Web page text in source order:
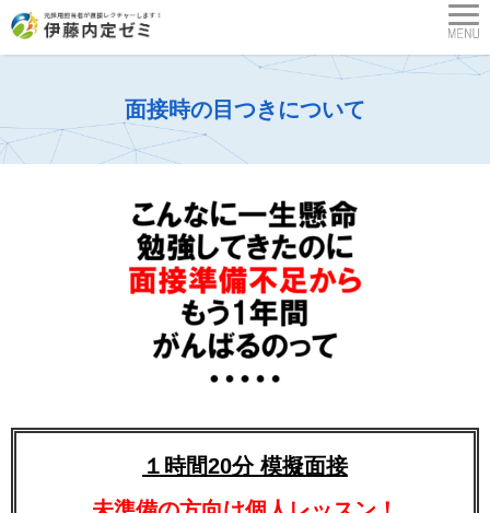
面接時の目つきについて
１時間20分 模擬面接